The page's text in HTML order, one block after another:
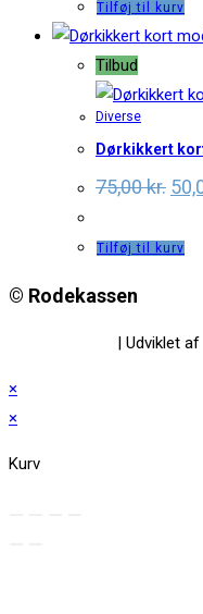
Tilføj til kurv
Tilbud
Diverse
Dørkikkert
75,00kr.
Tilføj til kurv
© Rodekassen
| Udviklet af
×
×
Kurv